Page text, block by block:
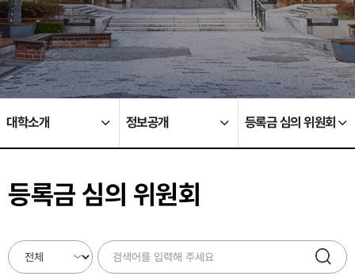
대학소개 정보공개 등록금 심의 위원회
등록금 심의 위원회